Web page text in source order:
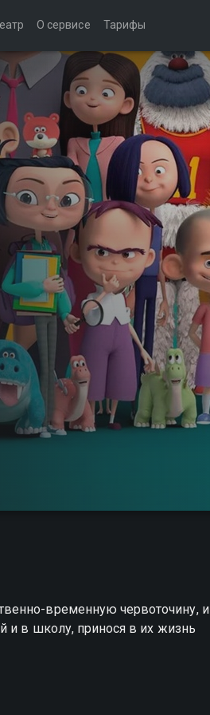
О сервисе Тарифы
временную червоточину, и
и в школу, принося в их жизнь